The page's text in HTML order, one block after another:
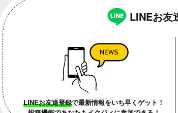
LINEお友
LINEお友達登録で最新情報をいち早くゲット！